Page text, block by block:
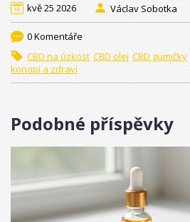
kvě 25 2026 Václav Sobotka
0 Komentáře
CBD na úzkost CBD olej CBD gumičky
konopí a zdraví
Podobné příspěvky